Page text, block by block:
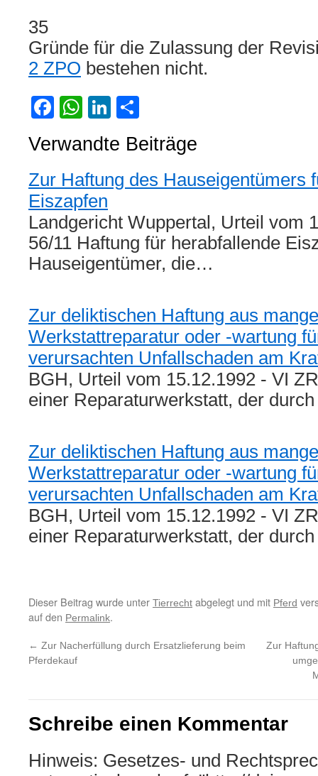
35
Gründe für die Zulassung der
2 ZPO bestehen nicht.
Facebook
WhatsApp
LinkedIn
Verwandte Beiträge
Zur Haftung des Hauseigentümers
Eiszapfen
Landgericht Wuppertal, Urteil vom
56/11 Haftung für herabfallende
Hauseigentümer, die…
Zur deliktischen Haftung aus
Werkstattreparatur oder -wartung
verursachten Unfallschaden am
BGH, Urteil vom 15.12.1992 - VI
einer Reparaturwerkstatt, der
Zur deliktischen Haftung aus
Werkstattreparatur oder -wartung
verursachten Unfallschaden am
BGH, Urteil vom 15.12.1992 - VI
einer Reparaturwerkstatt, der
Dieser Beitrag wurde unter Tierrecht abgelegt und mit Pferd
auf den Permalink.
← Zur Nacherfüllung durch Ersatzlieferung beim
Pferdekauf
Zur
Schreibe einen Kommentar
Hinweis: Gesetzes- und